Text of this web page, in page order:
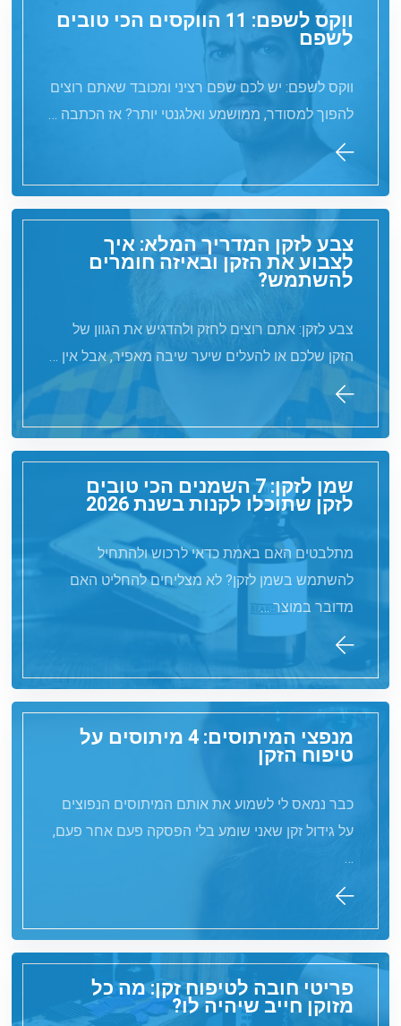
ווקס לשפם: 11 הווקסים הכי טובים
לשפם
ווקס לשפם: יש לכם שפם רציני ומכובד שאתם רוצים
להפוך למסודר, ממושמע ואלגנטי יותר? אז הכתבה …
צבע לזקן המדריך המלא: איך
לצבוע את הזקן ובאיזה חומרים
להשתמש?
צבע לזקן: אתם רוצים לחזק ולהדגיש את הגוון של
הזקן שלכם או להעלים שיער שיבה מאפיר, אבל אין …
שמן לזקן: 7 השמנים הכי טובים
לזקן שתוכלו לקנות בשנת 2026
מתלבטים האם באמת כדאי לרכוש ולהתחיל
להשתמש בשמן לזקן? לא מצליחים להחליט האם
מדובר במוצר …
מנפצי המיתוסים: 4 מיתוסים על
טיפוח הזקן
כבר נמאס לי לשמוע את אותם המיתוסים הנפוצים
על גידול זקן שאני שומע בלי הפסקה פעם אחר פעם,
…
פריטי חובה לטיפוח זקן: מה כל
מזוקן חייב שיהיה לו?